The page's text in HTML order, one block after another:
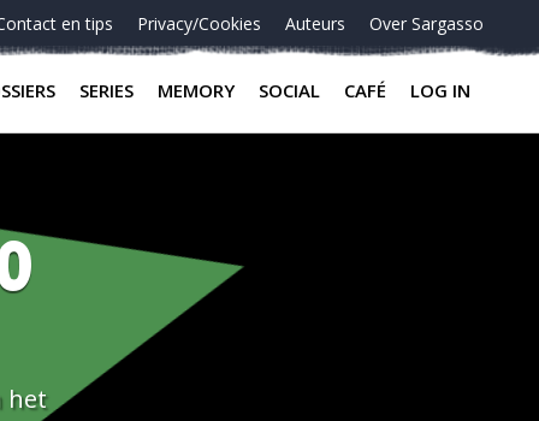
en tips Privacy/Cookies Auteurs Over Sargasso
SERIES MEMORY SOCIAL CAFÉ LOG IN
het